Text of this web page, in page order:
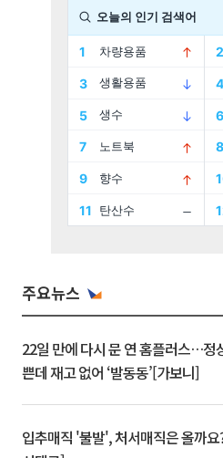
주요뉴스
22일 만에 다시 문 연 홈플러스…정
쁜데 재고 없어 ‘발동동’[가보니]
입추매직 '불발', 처서매직은 올까요